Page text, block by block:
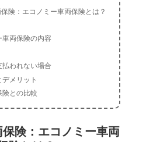
険：エコノミー車両保険とは？
車両保険の内容
払われない場合
デメリット
険との比較
険：エコノミー車両